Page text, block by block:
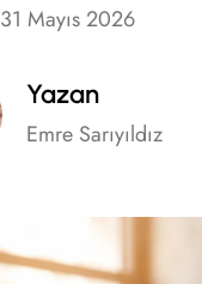
31 Mayıs 2026
Yazan
Emre Sarıyıldız